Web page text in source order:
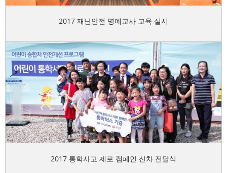
2017 재난안전 명예교사 교육 실시
2017 통학사고 제로 캠페인 신차 전달식